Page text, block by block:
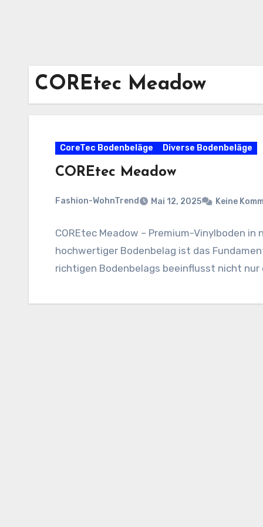
COREtec Meadow
CoreTec Bodenbeläge Diverse Bodenbeläge
COREtec Meadow
Fashion-WohnTrend Mai 12, 2025 Keine
COREtec Meadow – Premium-Vinylboden
hochwertiger Bodenbelag ist das
richtigen Bodenbelags beeinflusst nicht nur